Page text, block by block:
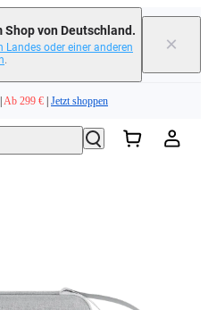
von Deutschland.
Landes oder einer anderen
.
×
Ab 299 € Jetzt shoppen